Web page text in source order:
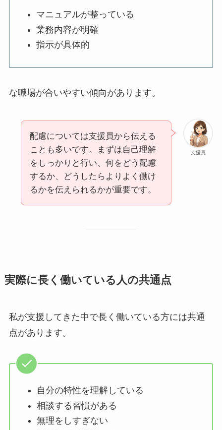
マニュアルが整っている
業務内容が明確
指示が具体的
な職場が合いやすい傾向があります。
支援員
配慮については支援員から伝える
ことも多いです。まずは自己理解
をしっかりと行い、何をどう配慮
するか、どうしたらよりよく働け
るかを伝えられるかが重要です。
実際に長く働いている人の共通点
私が支援してきた中で長く働いている方には共通
点があります。
自分の特性を理解している
相談する習慣がある
無理をしすぎない